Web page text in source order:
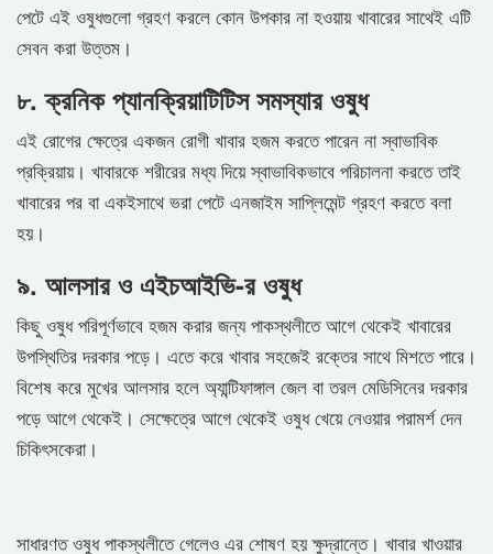
পেটে এই ওষুধগুলো গ্রহণ করলে কোন উপকার না হওয়ায় খাবারের সাথেই এটি
সেবন করা উত্তম।
৮. ক্রনিক প্যানক্রিয়াটিটিস সমস্যার ওষুধ
এই রোগের ক্ষেত্রে একজন রোগী খাবার হজম করতে পারেন না স্বাভাবিক
প্রক্রিয়ায়। খাবারকে শরীরের মধ্য দিয়ে স্বাভাবিকভাবে পরিচালনা করতে তাই
খাবারের পর বা একইসাথে ভরা পেটে এনজাইম সাপ্লিমেন্ট গ্রহণ করতে বলা
হয়।
৯. আলসার ও এইচআইভি-র ওষুধ
কিছু ওষুধ পরিপূর্ণভাবে হজম করার জন্য পাকস্থলীতে আগে থেকেই খাবারের
উপস্থিতির দরকার পড়ে। এতে করে খাবার সহজেই রক্তের সাথে মিশতে পারে।
বিশেষ করে মুখের আলসার হলে অ্যান্টিফাঙ্গাল জেল বা তরল মেডিসিনের দরকার
পড়ে আগে থেকেই। সেক্ষেত্রে আগে থেকেই ওষুধ খেয়ে নেওয়ার পরামর্শ দেন
চিকিৎসকেরা।
সাধারণত ওষুধ পাকস্থলীতে গেলেও এর শোষণ হয় ক্ষুদ্রান্তে। খাবার খাওয়ার